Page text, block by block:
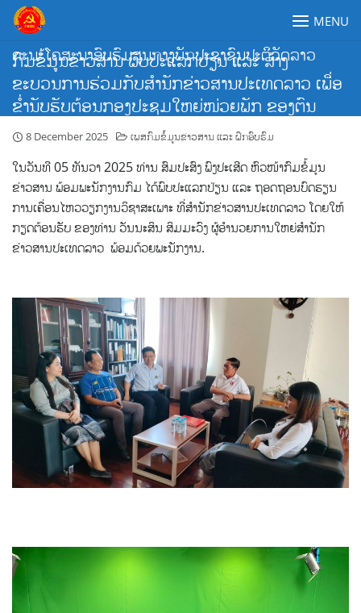
Skip
content
ຄະນະໂຄສະນາອົບຮົມສູນກາງພັກປະຊາຊົນປະຕິວັດລາວ
MENU
ກົມຂໍ້ມູນຂ່າວສານ ພົບປະແລກປ່ຽນ ແລະ ສ້າງ
ຂະບວນການຮ່ວມກັບສຳນັກຂ່າວສານປະເທດລາວ ເພື່ອ
ຂ່ຳນັບຮັບຕ້ອນກອງປະຊຸມໃຫຍ່ໜ່ວຍພັກ ຂອງຕົນ
8 December 2025 ເພສກົມຂໍ້ມູນຂ່າວສານ ແລະ ຝຶກອົບຮົມ
ໃນວັນທີ 05 ທັນວາ 2025 ທ່ານ ສົມປະສົງ ພົງປະເສີດ ຫົວໜ້າກົມຂໍ້ມູນ
ຂ່າວສານ ພ້ອມພະນັກງານກົມ ໄດ້ພົບປະແລກປ່ຽນ ແລະ ຖອດຖອນບົດຮຽນ
ການເຄື່ອນໄຫວວຽກງານວິຊາສະເພາະ ທີ່ສຳນັກຂ່າວສານປະເທດລາວ ໂດຍໃຫ້
ກຽດຕ້ອນຮັບ ຂອງທ່ານ ວັນນະສິນ ສິມມະວົງ ຜູ້ອຳນວຍການໃຫຍ່ສຳນັກ
ຂ່າວສານປະເທດລາວ ພ້ອມດ້ວຍພະນັກງານ.